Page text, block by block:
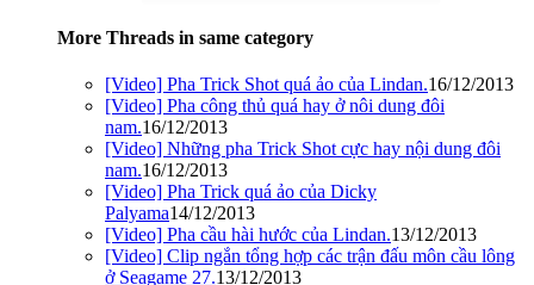
More Threads in same category
[Video] Pha Trick Shot quá ảo của Lindan.16/12/2013
[Video] Pha công thủ quá hay ở nôi dung đôi
nam.16/12/2013
[Video] Những pha Trick Shot cực hay nội dung đôi
nam.16/12/2013
[Video] Pha Trick quá ảo của Dicky
Palyama14/12/2013
[Video] Pha cầu hài hước của Lindan.13/12/2013
[Video] Clip ngắn tổng hợp các trận đấu môn cầu lông
ở Seagame 27.13/12/2013